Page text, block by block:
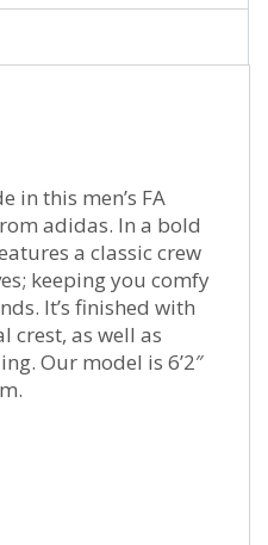
in this men’s FA
adidas. In a bold
a classic crew
keeping you comfy
It’s finished with
crest, as well as
Our model is 6’2″